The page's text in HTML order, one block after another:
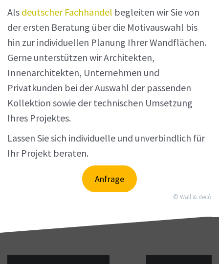
Als deutscher Fachhandel begleiten wir Sie von
der ersten Beratung über die Motivauswahl bis
hin zur individuellen Planung Ihrer Wandflächen.
Gerne unterstützen wir Architekten,
Innenarchitekten, Unternehmen und
Privatkunden bei der Auswahl der passenden
Kollektion sowie der technischen Umsetzung
Ihres Projektes.
Lassen Sie sich individuelle und unverbindlich für
Ihr Projekt beraten.
Anfrage
© Wall & decò